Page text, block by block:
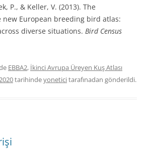
P., & Keller, V. (2013). The
new European breeding bird atlas:
diverse situations. Bird Census
EBBA2, İkinci Avrupa Üreyen Kuş Atlası
tarihindeyoneticitarafınadan gönderildi.